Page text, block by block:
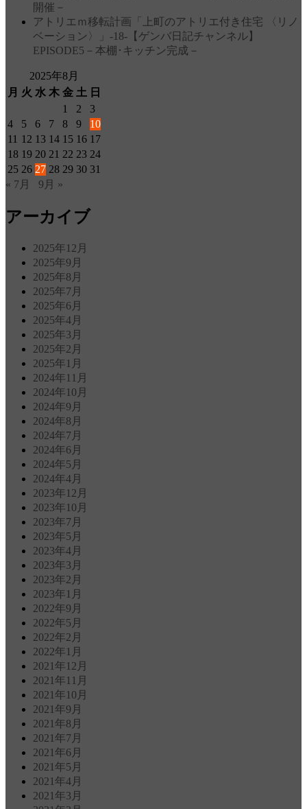
開催－
アトリエｍ移転計画「上町のアトリエ付き住宅 〈リノ
ベーション〉」‐18‐【ゲンバ日記チャンネル】
EPISODE5－本棚･キッチン完成－
2025年8月
月 火 水 木 金 土 日
1
2
3
4
5 6 7 8 9
10
11 12 13 14 15 16 17
18 19 20 21 22 23 24
25 26 27 28 29 30 31
« 7月
9月 »
アーカイブ
2025年12月
2025年9月
2025年8月
2025年7月
2025年6月
2025年4月
2025年3月
2025年2月
2025年1月
2024年11月
2024年10月
2024年9月
2024年8月
2024年7月
2024年6月
2024年5月
2024年4月
2023年12月
2023年10月
2023年7月
2023年5月
2023年4月
2023年3月
2023年2月
2023年1月
2022年9月
2022年5月
2022年2月
2022年1月
2021年12月
2021年11月
2021年10月
2021年9月
2021年8月
2021年7月
2021年6月
2021年5月
2021年4月
2021年3月